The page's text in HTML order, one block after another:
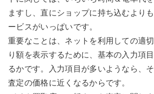
ますし、直にショップに持ち込むより
ービスがいっぱいです。
重要なことは、ネットを利用しての適
り額を表示するために、基本の入力項
るかです。入力項目が多いようなら、
査定の価格に近くなるからです。